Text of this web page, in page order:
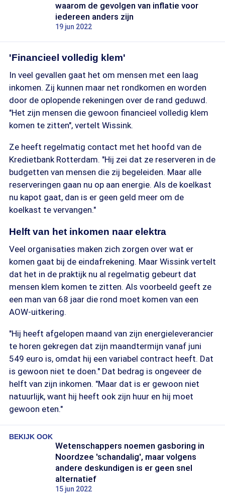
waarom de gevolgen van inflatie voor
iedereen anders zijn
19 jun 2022
'Financieel volledig klem'
In veel gevallen gaat het om mensen met een laag
inkomen. Zij kunnen maar net rondkomen en worden
door de oplopende rekeningen over de rand geduwd.
"Het zijn mensen die gewoon financieel volledig klem
komen te zitten", vertelt Wissink.
Ze heeft regelmatig contact met het hoofd van de
Kredietbank Rotterdam. "Hij zei dat ze reserveren in de
budgetten van mensen die zij begeleiden. Maar alle
reserveringen gaan nu op aan energie. Als de koelkast
nu kapot gaat, dan is er geen geld meer om de
koelkast te vervangen."
Helft van het inkomen naar elektra
Veel organisaties maken zich zorgen over wat er
komen gaat bij de eindafrekening. Maar Wissink vertelt
dat het in de praktijk nu al regelmatig gebeurt dat
mensen klem komen te zitten. Als voorbeeld geeft ze
een man van 68 jaar die rond moet komen van een
AOW-uitkering.
"Hij heeft afgelopen maand van zijn energieleverancier
te horen gekregen dat zijn maandtermijn vanaf juni
549 euro is, omdat hij een variabel contract heeft. Dat
is gewoon niet te doen." Dat bedrag is ongeveer de
helft van zijn inkomen. "Maar dat is er gewoon niet
natuurlijk, want hij heeft ook zijn huur en hij moet
gewoon eten."
BEKIJK OOK
Wetenschappers noemen gasboring in
Noordzee 'schandalig', maar volgens
andere deskundigen is er geen snel
alternatief
15 jun 2022